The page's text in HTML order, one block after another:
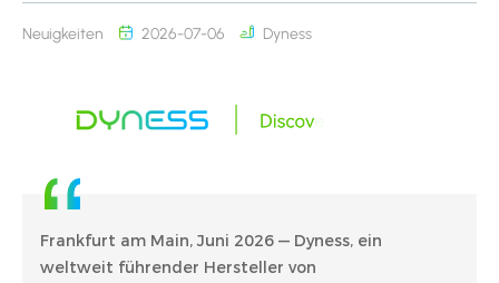
Neuigkeiten 2026-07-06 Dyness
Frankfurt am Main, Juni 2026 — Dyness, ein
weltweit führender Hersteller von